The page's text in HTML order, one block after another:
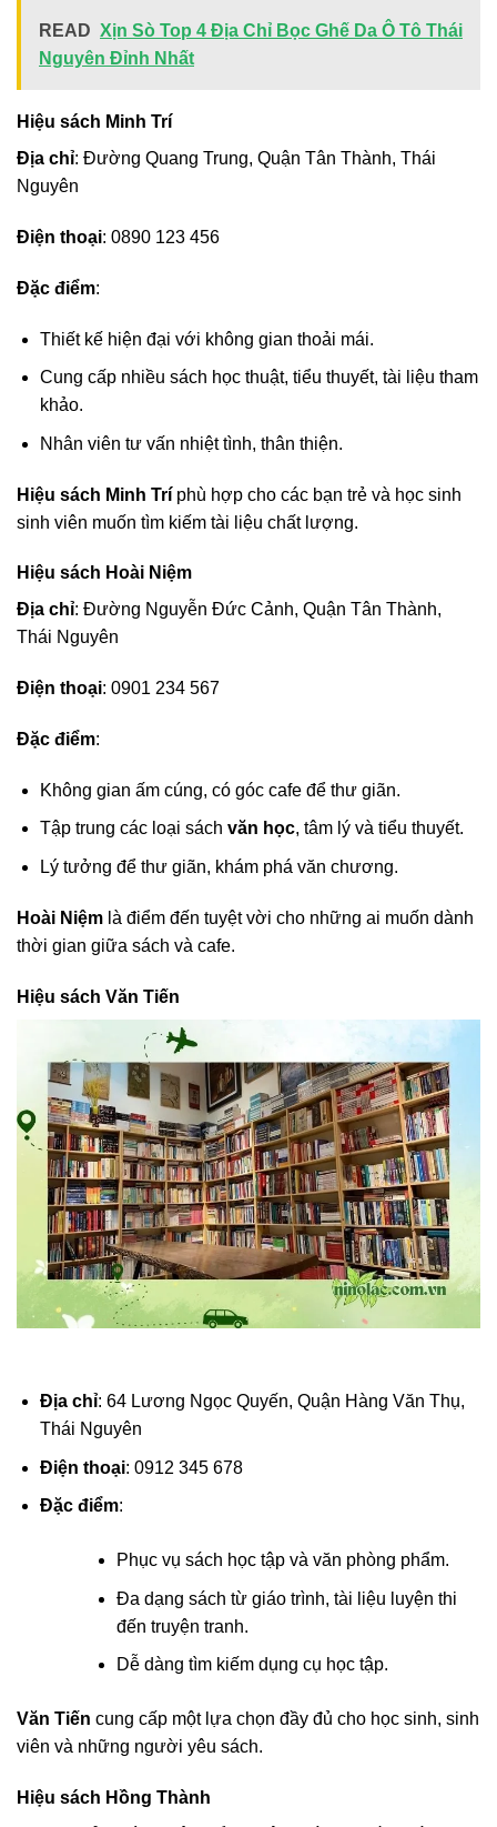
READ Xịn Sò Top 4 Địa Chỉ Bọc Ghế Da Ô Tô Thái
Nguyên Đỉnh Nhất
Hiệu sách Minh Trí
Địa chỉ: Đường Quang Trung, Quận Tân Thành, Thái
Nguyên
Điện thoại: 0890 123 456
Đặc điểm:
Thiết kế hiện đại với không gian thoải mái.
Cung cấp nhiều sách học thuật, tiểu thuyết, tài liệu tham
khảo.
Nhân viên tư vấn nhiệt tình, thân thiện.
Hiệu sách Minh Trí phù hợp cho các bạn trẻ và học sinh
sinh viên muốn tìm kiếm tài liệu chất lượng.
Hiệu sách Hoài Niệm
Địa chỉ: Đường Nguyễn Đức Cảnh, Quận Tân Thành,
Thái Nguyên
Điện thoại: 0901 234 567
Đặc điểm:
Không gian ấm cúng, có góc cafe để thư giãn.
Tập trung các loại sách văn học, tâm lý và tiểu thuyết.
Lý tưởng để thư giãn, khám phá văn chương.
Hoài Niệm là điểm đến tuyệt vời cho những ai muốn dành
thời gian giữa sách và cafe.
Hiệu sách Văn Tiến
Địa chỉ: 64 Lương Ngọc Quyến, Quận Hàng Văn Thụ,
Thái Nguyên
Điện thoại: 0912 345 678
Đặc điểm:
Phục vụ sách học tập và văn phòng phẩm.
Đa dạng sách từ giáo trình, tài liệu luyện thi
đến truyện tranh.
Dễ dàng tìm kiếm dụng cụ học tập.
Văn Tiến cung cấp một lựa chọn đầy đủ cho học sinh, sinh
viên và những người yêu sách.
Hiệu sách Hồng Thành